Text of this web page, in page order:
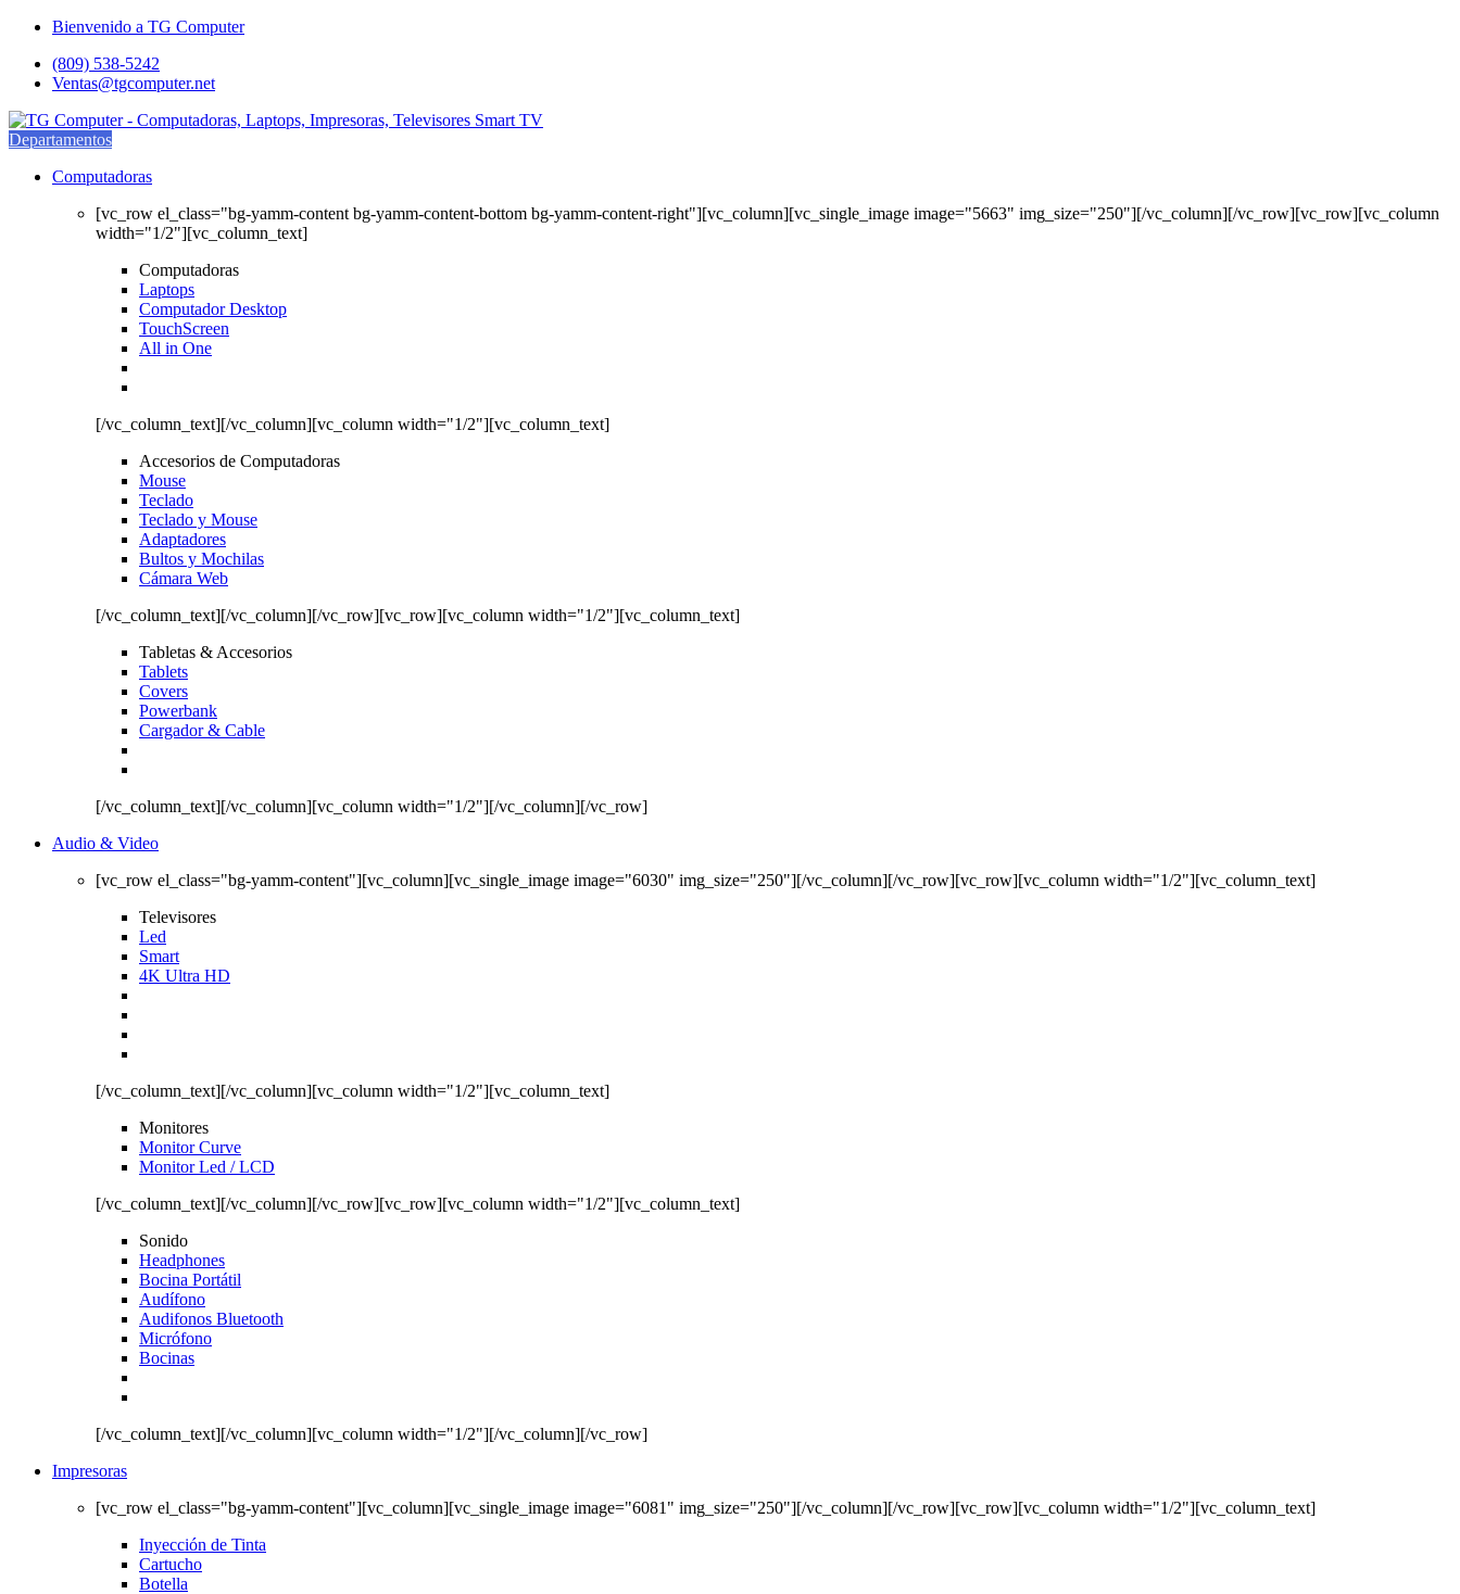
Saltar
navegación
saltar
contenido
Bienvenido a TG Computer
(809) 538-5242
Ventas@tgcomputer.net
Departamentos
Computadoras
[vc_row el_class="bg-yamm-content bg-yamm-content-bottom bg-yamm-content-right"][vc_column][vc_single_image image="5663" img_size="250"][/vc_column][/vc_row][vc_row][vc_column
width="1/2"][vc_column_text]
Computadoras
Laptops
Computador Desktop
TouchScreen
All in One
[/vc_column_text][/vc_column][vc_column width="1/2"][vc_column_text]
Accesorios de Computadoras
Mouse
Teclado
Teclado y Mouse
Adaptadores
Bultos y Mochilas
Cámara Web
[/vc_column_text][/vc_column][/vc_row][vc_row][vc_column width="1/2"][vc_column_text]
Tabletas & Accesorios
Tablets
Covers
Powerbank
Cargador & Cable
[/vc_column_text][/vc_column][vc_column width="1/2"][/vc_column][/vc_row]
Audio & Video
[vc_row el_class="bg-yamm-content"][vc_column][vc_single_image image="6030" img_size="250"][/vc_column][/vc_row][vc_row][vc_column width="1/2"][vc_column_text]
Televisores
Led
Smart
4K Ultra HD
[/vc_column_text][/vc_column][vc_column width="1/2"][vc_column_text]
Monitores
Monitor Curve
Monitor Led / LCD
[/vc_column_text][/vc_column][/vc_row][vc_row][vc_column width="1/2"][vc_column_text]
Sonido
Headphones
Bocina Portátil
Audífono
Audifonos Bluetooth
Micrófono
Bocinas
[/vc_column_text][/vc_column][vc_column width="1/2"][/vc_column][/vc_row]
Impresoras
[vc_row el_class="bg-yamm-content"][vc_column][vc_single_image image="6081" img_size="250"][/vc_column][/vc_row][vc_row][vc_column width="1/2"][vc_column_text]
Inyección de Tinta
Cartucho
Botella